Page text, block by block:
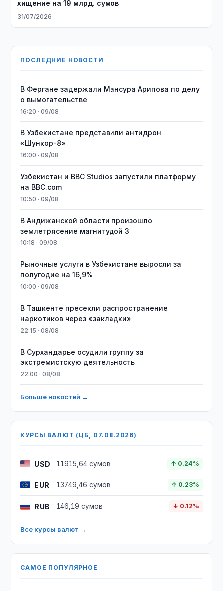
хищение на 19 млрд. сумов
31/07/2026
ПОСЛЕДНИЕ НОВОСТИ
В Фергане задержали Мансура Арипова по делу
о вымогательстве
16:20 · 09/08
В Узбекистане представили антидрон
«Шункор-8»
16:00 · 09/08
Узбекистан и BBC Studios запустили платформу
на BBC.com
10:50 · 09/08
В Андижанской области произошло
землетрясение магнитудой 3
10:18 · 09/08
Рыночные услуги в Узбекистане выросли за
полугодие на 16,9%
10:00 · 09/08
В Ташкенте пресекли распространение
наркотиков через «закладки»
22:15 · 08/08
В Сурхандарье осудили группу за
экстремистскую деятельность
22:00 · 08/08
Больше новостей →
КУРСЫ ВАЛЮТ (ЦБ, 07.08.2026)
USD 11915,64 сумов ↑ 0.24%
EUR 13749,46 сумов ↑ 0.23%
RUB 146,19 сумов ↓ 0.12%
Все курсы валют →
САМОЕ ПОПУЛЯРНОЕ